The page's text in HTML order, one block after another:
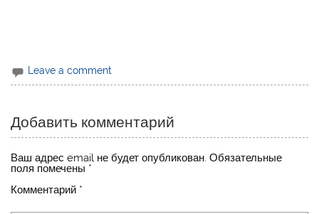
Leave a comment
Добавить комментарий
Ваш адрес email не будет опубликован. Обязательные
поля помечены *
Комментарий *